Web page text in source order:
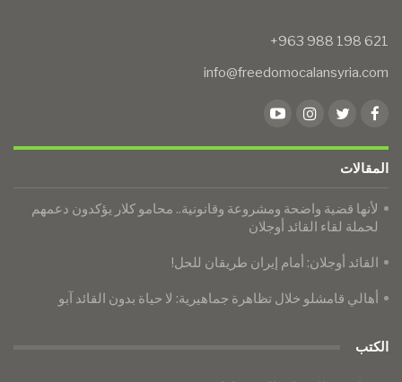
info@freedomocalansyria.com
المقالات
لأنها قضية واضحة ومشروعة وقانونية.. محامو كلار يؤكدون دعمهم
لحملة لقاء القائد أوجلان
القائد أوجلان: أمام إيران طريقان للحل!
أهالي قامشلو خلال تظاهرة جماهيرية: لا حياة بدون القائد آبو
الكتب